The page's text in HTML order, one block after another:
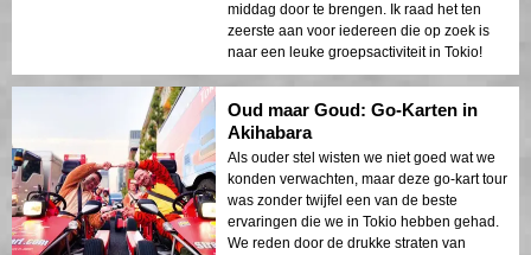
middag door te brengen. Ik raad het ten
zeerste aan voor iedereen die op zoek is
naar een leuke groepsactiviteit in Tokio!
Oud maar Goud: Go-Karten in
Akihabara
Als ouder stel wisten we niet goed wat we
konden verwachten, maar deze go-kart tour
was zonder twijfel een van de beste
ervaringen die we in Tokio hebben gehad.
We reden door de drukke straten van